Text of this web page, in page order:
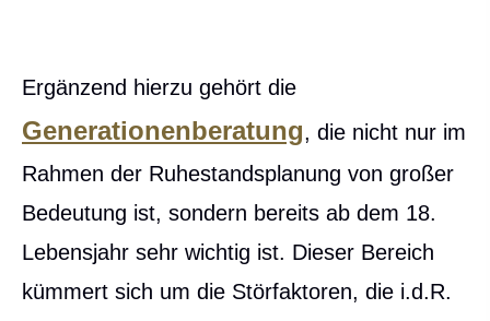
Ergänzend hierzu gehört die
Generationenberatung, die nicht nur im
Rahmen der Ruhestandsplanung von großer
Bedeutung ist, sondern bereits ab dem 18.
Lebensjahr sehr wichtig ist. Dieser Bereich
kümmert sich um die Störfaktoren, die i.d.R.